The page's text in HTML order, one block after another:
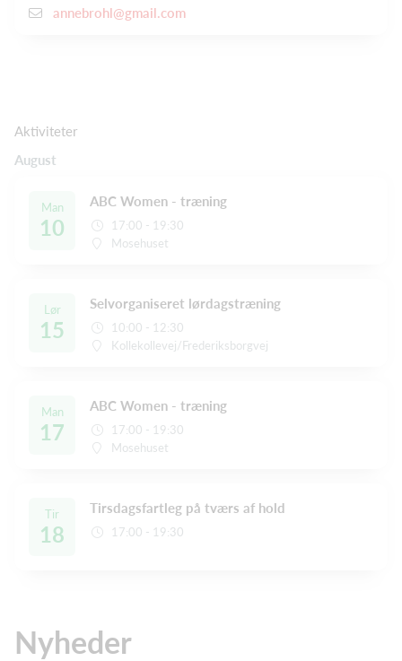
annebrohl@gmail.com
Aktiviteter
August
Man
10
ABC Women - træning
17:00 - 19:30
Mosehuset
Lør
15
Selvorganiseret lørdagstræning
10:00 - 12:30
Kollekollevej/Frederiksborgvej
Man
17
ABC Women - træning
17:00 - 19:30
Mosehuset
Tir
18
Tirsdagsfartleg på tværs af hold
17:00 - 19:30
Nyheder